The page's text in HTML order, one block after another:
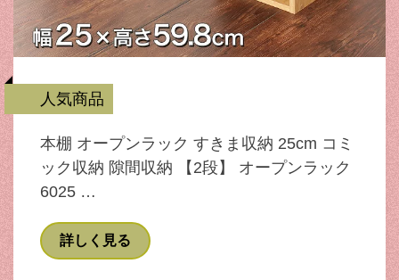
人気商品
本棚 オープンラック すきま収納 25cm コミ
ック収納 隙間収納 【2段】 オープンラック
6025 …
詳しく見る